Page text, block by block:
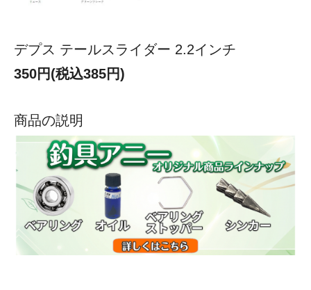
デプス テールスライダー 2.2インチ
350円(税込385円)
商品の説明